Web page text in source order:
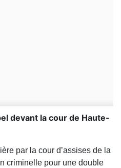
devant la cour de Haute-
par la cour d’assises de la
criminelle pour une double